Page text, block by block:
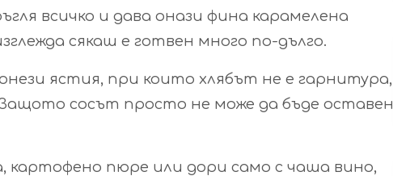
всичко и дава онази фина карамелена
сякаш е готвен много по-дълго.
ястия, при които хлябът не е гарнитура,
сосът просто не може да бъде оставен
картофено пюре или дори само с чаша вино,